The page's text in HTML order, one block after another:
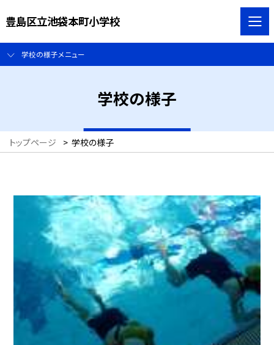
豊島区立池袋本町小学校
学校の様子メニュー
学校の様子
トップページ > 学校の様子